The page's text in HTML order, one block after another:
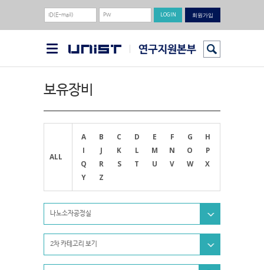
회원가입
보유장비
ALL
A B C D E F G
H
I
J K L M N O
P
Q
R S T U V W
X
Y
Z
나노소자공정실
2차 카테고리 보기